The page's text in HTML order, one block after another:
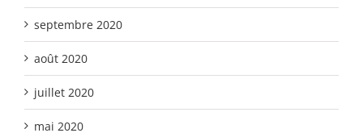
septembre 2020
août 2020
juillet 2020
mai 2020